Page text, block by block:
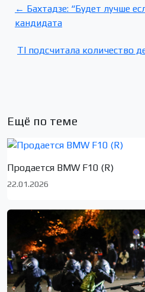
← Бахтадзе: “Будет лучше
кандидата
TI подсчитала количество
Ещё по теме
Продается BMW F10 (R)
22.01.2026